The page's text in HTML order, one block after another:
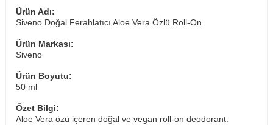
Ürün Adı:
Siveno Doğal Ferahlatıcı Aloe Vera Özlü Roll-On
Ürün Markası:
Siveno
Ürün Boyutu:
50 ml
Özet Bilgi:
Aloe Vera özü içeren doğal ve vegan roll-on deodorant.